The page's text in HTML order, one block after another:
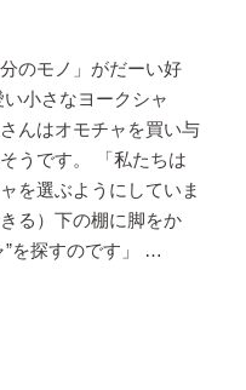
のモノ」がだーい好
小さなヨークシャ
んはオモチャを買い与
うです。 「私たちは
を選ぶようにしていま
る）下の棚に脚をか
”を探すのです」 …